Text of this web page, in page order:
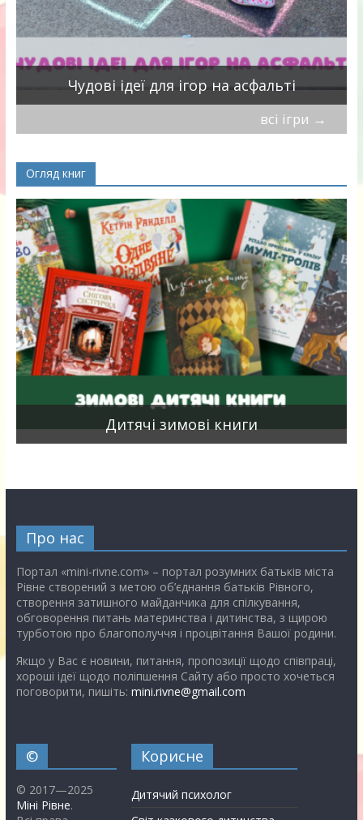
Чудові ідеї для ігор на асфальті
всі ігри →
Огляд книг
Дитячі зимові книги
Про нас
Портал «mini-rivne.com» – портал розумних батьків міста
Рівне створений з метою об’єднання батьків Рівного,
створення затишного майданчика для спілкування,
обговорення питань материнства і дитинства, з щирою
турботою про благополуччя і процвітання Вашої родини.
Якщо у Вас є новини, питання, пропозиції щодо співпраці,
хороші ідеї щодо поліпшення Сайту або просто хочеться
поговорити, пишіть: mini.rivne@gmail.com
©
© 2017—2025
Міні Рівне.
Корисне
Дитячий психолог